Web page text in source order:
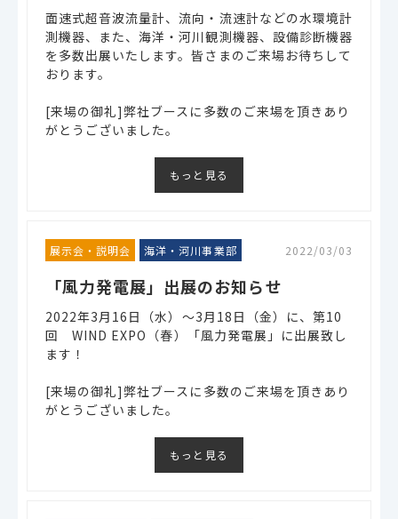
面速式超音波流量計、流向・流速計などの水環境計
測機器、また、海洋・河川観測機器、設備診断機器
を多数出展いたします。皆さまのご来場お待ちして
おります。
[来場の御礼]弊社ブースに多数のご来場を頂きあり
がとうございました。
もっと見る
展示会・説明会 海洋・河川事業部 2022/03/03
「風力発電展」出展のお知らせ
2022年3月16日（水）～3月18日（金）に、第10
回 WIND EXPO（春）「風力発電展」に出展致し
ます！
[来場の御礼]弊社ブースに多数のご来場を頂きあり
がとうございました。
もっと見る